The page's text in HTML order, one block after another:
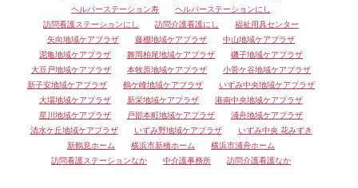
ヘルパーステーション寿
ヘルパーステーションにし
訪問看護ステーションにし
訪問介護看護にし
福祉用具センター
矢向地域ケアプラザ
藤棚地域ケアプラザ
中山地域ケアプラザ
泥亀地域ケアプラザ
舞岡柏尾地域ケアプラザ
磯子地域ケアプラザ
大豆戸地域ケアプラザ
本牧原地域ケアプラザ
小菅ケ谷地域ケアプラザ
新子安地域ケアプラザ
鶴ケ峰地域ケアプラザ
いずみ中央地域ケアプラザ
大場地域ケアプラザ
新栄地域ケアプラザ
港南中央地域ケアプラザ
星川地域ケアプラザ
戸部本町地域ケアプラザ
浦舟地域ケアプラザ
清水ケ丘地域ケアプラザ
いずみ野地域ケアプラザ
いずみ中央 花みずき
新鶴見ホーム
横浜市新橋ホーム
横浜市浦舟ホーム
訪問看護ステーションなか
中介護事務所 訪問介護看護なか